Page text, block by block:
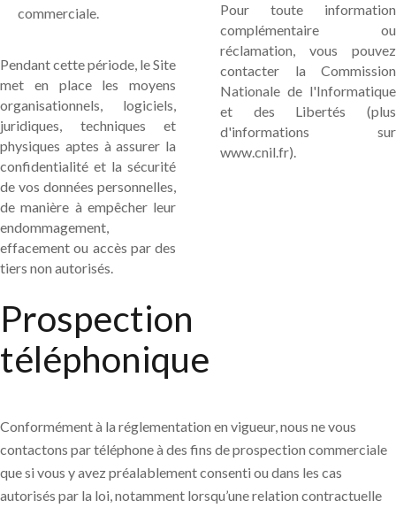
commerciale.
Pendant cette période, le Site
met en place les moyens
organisationnels, logiciels,
juridiques, techniques et
physiques aptes à assurer la
confidentialité et la sécurité
de vos données personnelles,
de manière à empêcher leur
endommagement,
effacement ou accès par des
tiers non autorisés.
Pour toute information
complémentaire ou
réclamation, vous pouvez
contacter la Commission
Nationale de l'Informatique
et des Libertés (plus
d'informations sur
www.cnil.fr).
Prospection
téléphonique
Conformément à la réglementation en vigueur, nous ne vous
contactons par téléphone à des fins de prospection commerciale
que si vous y avez préalablement consenti ou dans les cas
autorisés par la loi, notamment lorsqu’une relation contractuelle